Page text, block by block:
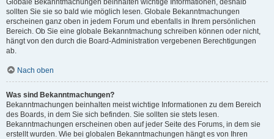
Globale Bekanntmachungen beinhalten wichtige Informationen, deshalb
sollten Sie sie so bald wie möglich lesen. Globale Bekanntmachungen
erscheinen ganz oben in jedem Forum und ebenfalls in Ihrem persönlichen
Bereich. Ob Sie eine globale Bekanntmachung schreiben können oder nicht,
hängt von den durch die Board-Administration vergebenen Berechtigungen
ab.
Nach oben
Was sind Bekanntmachungen?
Bekanntmachungen beinhalten meist wichtige Informationen zu dem Bereich
des Boards, in dem Sie sich befinden. Sie sollten sie stets lesen.
Bekanntmachungen erscheinen oben auf jeder Seite des Forums, in dem sie
erstellt wurden. Wie bei globalen Bekanntmachungen hängt es von Ihren